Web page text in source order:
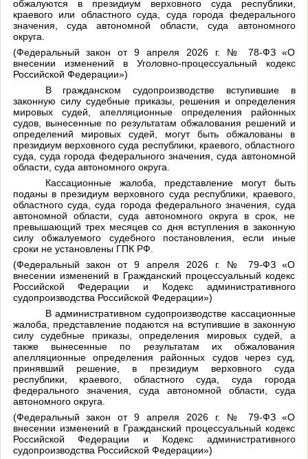
обжалуются в президиум верховного суда республики,
краевого или областного суда, суда города федерального
значения, суда автономной области, суда автономного
округа.
(Федеральный закон от 9 апреля 2026 г. № 78-ФЗ «О
внесении изменений в Уголовно-процессуальный кодекс
Российской Федерации»)
В гражданском судопроизводстве вступившие в
законную силу судебные приказы, решения и определения
мировых судей, апелляционные определения районных
судов, вынесенные по результатам обжалования решений и
определений мировых судей, могут быть обжалованы в
президиум верховного суда республики, краевого, областного
суда, суда города федерального значения, суда автономной
области, суда автономного округа.
Кассационные жалоба, представление могут быть
поданы в президиум верховного суда республики, краевого,
областного суда, суда города федерального значения, суда
автономной области, суда автономного округа в срок, не
превышающий трех месяцев со дня вступления в законную
силу обжалуемого судебного постановления, если иные
сроки не установлены ГПК РФ.
(Федеральный закон от 9 апреля 2026 г. № 79-ФЗ «О
внесении изменений в Гражданский процессуальный кодекс
Российской Федерации и Кодекс административного
судопроизводства Российской Федерации»)
В административном судопроизводстве кассационные
жалоба, представление подаются на вступившие в законную
силу судебные приказы, определения мировых судей, а
также вынесенные по результатам их обжалования
апелляционные определения районных судов через суд,
принявший решение, в президиум верховного суда
республики, краевого, областного суда, суда города
федерального значения, суда автономной области, суда
автономного округа.
(Федеральный закон от 9 апреля 2026 г. № 79-ФЗ «О
внесении изменений в Гражданский процессуальный кодекс
Российской Федерации и Кодекс административного
судопроизводства Российской Федерации»)